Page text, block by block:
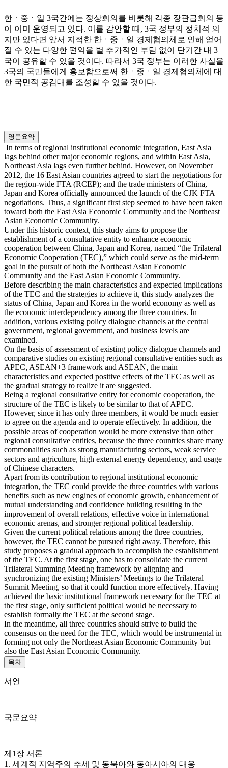
한ㆍ중ㆍ일 3국간에는 정상회의를 비롯해 각종 장관급회의 등
이 이미 운영되고 있다. 이를 감안할 때, 3국 정부의 정치적 의
지만 있다면 앞서 지적한 한ㆍ중ㆍ일 경제협의체로 인해 얻어
질 수 있는 다양한 편익을 별 추가적인 부담 없이 단기간 내 3
국이 공유할 수 있을 것이다. 따라서 3국 정부는 이러한 사실을
3국의 국민들에게 홍보함으로써 한ㆍ중ㆍ일 경제협의체에 대
한 국민적 공감대를 조성할 수 있을 것이다.
영문요약
In terms of regional institutional economic integration, East Asia
lags behind other major economic regions, and within East Asia,
Northeast Asia lags even further behind. However, on November
2012, the 16 East Asian countries agreed to start the negotiations for
the region-wide FTA (RCEP); and the trade ministers of China,
Japan and Korea officially announced the launch of the CJK FTA
negotiations. Thus, a significant first step seemed to have been taken
toward both the East Asia Economic Community and the Northeast
Asian Economic Community.
Under this historic context, this study aims to propose the
establishment of a consultative entity to enhance economic
cooperation between China, Japan and Korea, named “the Trilateral
Economic Cooperation (TEC),” which could serve as the mid-term
goal in the pursuit of both the Northeast Asian Economic
Community and the East Asian Economic Community.
Before describing the main characteristics and expected implications
of the TEC and the strategies to achieve it, this study analyzes the
status of China, Japan and Korea in the world economy as well as
the economic interdependency among the three countries. In
addition, various existing policy dialogue channels at the central
government, regional government, and business levels are
examined.
On the basis of assessment of existing policy dialogue channels and
comparative studies on existing regional consultative entities such as
APEC, ASEAN+3 framework and ASEAN, the main
characteristics and expected positive effects of the TEC as well as
the gradual strategy to realize it are suggested.
Being a regional consultative entity for economic cooperation, the
structure of the TEC is likely to be similar to that of APEC.
However, since it has only three members, it would be much easier
to agree on the agenda and to operate effectively. In addition, the
possible areas of cooperation would be more extensive than other
regional consultative entities, because the three countries share many
commonalities such as strong manufacturing sectors, weak service
sectors and agriculture, high external energy dependency, and usage
of Chinese characters.
Apart from its contribution to regional institutional economic
integration, the TEC could provide the three countries with various
benefits such as new engines of economic growth, enhancement of
mutual understanding and confidence building resulting in the
improvement of overall relations, effective voice in international
economic arenas, and stronger regional political leadership.
Given the current political relations among the three countries,
however, the TEC cannot be pursued right away. Therefore, this
study proposes a gradual approach to accomplish the establishment
of the TEC. At the first stage, one has to consolidate the current
Trilateral Summing Meeting framework by aligning and
synchronizing the existing Ministers’ Meetings to the Trilateral
Summit Meeting, so that it could function more effectively. Having
achieved the basic institutional framework necessary for the TEC at
the first stage, only sufficient political would be necessary to
establish formally the TEC at the second stage.
In the meantime, all three countries should strive to build the
consensus on the need for the TEC, which would be instrumental in
forming not only the Northeast Asian Economic Community but
also the East Asian Economic Community.
목차
서언
국문요약
제1장 서론
1. 세계적 지역주의 추세 및 동북아와 동아시아의 대응